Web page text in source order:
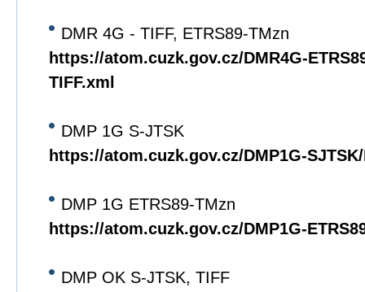
DMR 4G - TIFF, ETRS89-TMzn
https://atom.cuzk.gov.cz/DMR4G-
TIFF.xml
DMP 1G S-JTSK
https://atom.cuzk.gov.cz/DMP1G-
DMP 1G ETRS89-TMzn
https://atom.cuzk.gov.cz/DMP1G-
DMP OK S-JTSK, TIFF